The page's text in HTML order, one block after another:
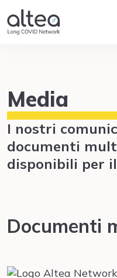
Media
I nostri
documenti
disponibili per
Documenti